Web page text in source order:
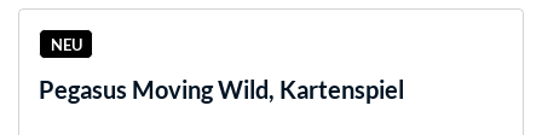
NEU
Pegasus Moving Wild, Kartenspiel